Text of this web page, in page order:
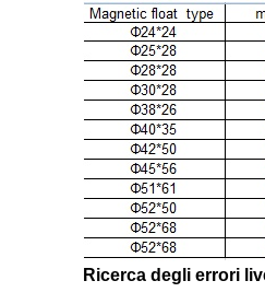
Ricerca degli errori